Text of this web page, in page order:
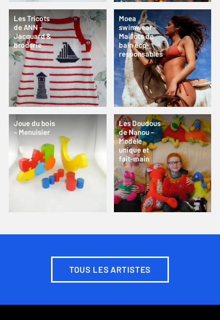
Les Tricots
de ANN –
Jacquard &
broderie
Moea
swimwear –
Maillots de
bain éco-
responsables
Joue du bois
– Menuisier
Les Doudous
de Nanou –
Modèle
unique et
fait-main
TOUS LES ARTISTES